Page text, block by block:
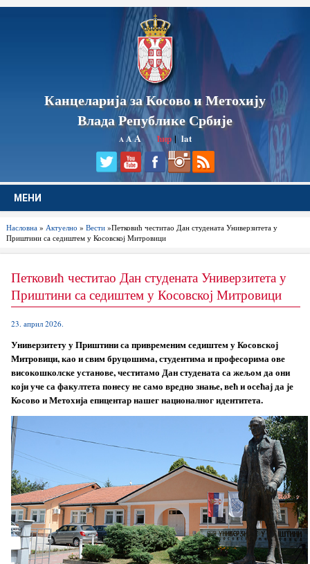
Канцеларија за Косово и Метохију
Влада Републике Србије
A AA ћир|lat
МЕНИ
Насловна» Актуелно » Вести»Петковић честитао Дан студената Универзитета у
Приштини са седиштем у Косовској Митровици
Петковић честитао Дан студената Универзитета у
Приштини са седиштем у Косовској Митровици
23. април 2026.
Универзитету у Приштини са привременим седиштем у Косовској
Митровици, као и свим бруцошима, студентима и професорима ове
високошколске установе, честитамо Дан студената са жељом да они
који уче са факултета понесу не само вредно знање, већ и осећај да је
Косово и Метохија епицентар нашег националног идентитета.